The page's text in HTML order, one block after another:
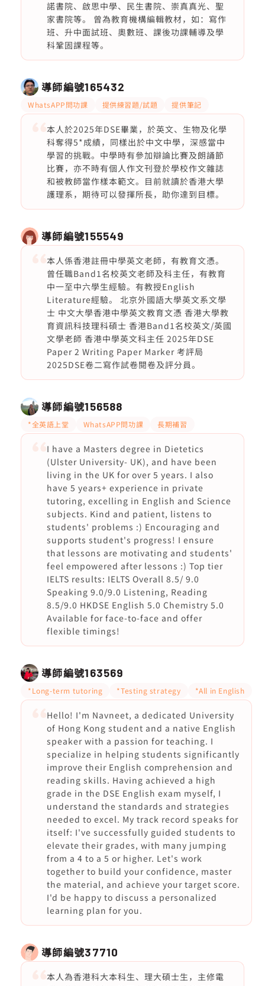
諾書院、啟思中學、民生書院、崇真真光、聖
家書院等。 曾為教育機構編輯教材，如：寫作
班、升中面試班、奧數班、課後功課輔導及學
科鞏固課程等。
導師編號165432
WhatsAPP問功課 提供練習題/試題 提供筆記
本人於2025年DSE畢業，於英文、生物及化學
科奪得5*成績，同樣出於中文中學，深感當中
學習的挑戰。中學時有參加辯論比賽及朗誦節
比賽，亦不時有個人作文刊登於學校作文雜誌
和被教師當作樣本範文。目前就讀於香港大學
護理系，期待可以發揮所長，助你達到目標。
導師編號155549
本人係香港註冊中學英文老師，有教育文憑。
曾任職Band1名校英文老師及科主任，有教育
中一至中六學生經驗。有教授English
Literature經驗。 北京外國語大學英文系文學
士 中文大學香港中學英文教育文憑 香港大學教
育資訊科技理科碩士 香港Band1名校英文/英國
文學老師 香港中學英文科主任 2025年DSE
Paper 2 Writing Paper Marker 考評局
2025DSE卷二寫作試卷閱卷及評分員。
導師編號156588
*全英語上堂 WhatsAPP問功課 長期補習
I have a Masters degree in Dietetics
(Ulster University- UK), and have been
living in the UK for over 5 years. I also
have 5 years+ experience in private
tutoring, excelling in English and Science
subjects. Kind and patient, listens to
students' problems :) Encouraging and
supports student's progress! I ensure
that lessons are motivating and students'
feel empowered after lessons :) Top tier
IELTS results: IELTS Overall 8.5/ 9.0
Speaking 9.0/9.0 Listening, Reading
8.5/9.0 HKDSE English 5.0 Chemistry 5.0
Available for face-to-face and offer
flexible timings!
導師編號163569
*Long-term tutoring *Testing strategy *All in English
Hello! I'm Navneet, a dedicated University
of Hong Kong student and a native English
speaker with a passion for teaching. I
specialize in helping students significantly
improve their English comprehension and
reading skills. Having achieved a high
grade in the DSE English exam myself, I
understand the standards and strategies
needed to excel. My track record speaks for
itself: I've successfully guided students to
elevate their grades, with many jumping
from a 4 to a 5 or higher. Let's work
together to build your confidence, master
the material, and achieve your target score.
I'd be happy to discuss a personalized
learning plan for you.
導師編號37710
本人為香港科大本科生、理大碩士生，主修電